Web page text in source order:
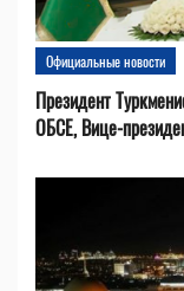
Официальные новости
Президент
ОБСЕ, Вице-